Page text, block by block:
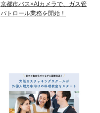
京都市バス×AIカメラで、ガス管
パトロール業務を開始！